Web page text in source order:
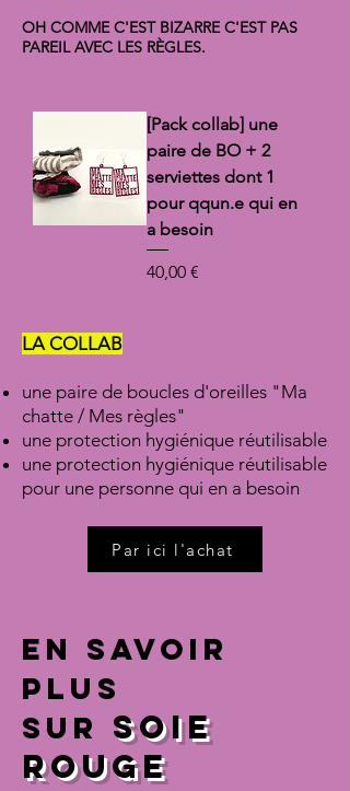
OH COMME C'EST BIZARRE C'EST PAS
PAREIL AVEC LES RÈGLES.
[Pack collab] une
paire de BO + 2
serviettes dont 1
pour qqun.e qui en
a besoin
Prix
40,00 €
LA COLLAB
une paire de boucles d'oreilles "Ma
chatte / Mes règles"
une protection hygiénique réutilisable
une protection hygiénique réutilisable
pour une personne qui en a besoin
Par ici l'achat
EN SAVOIR
PLUS
SUR SOIE
ROUGE